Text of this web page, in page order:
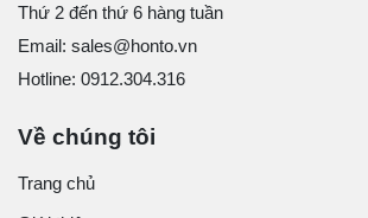
Thứ 2 đến thứ 6 hàng tuần
Email: sales@honto.vn
Hotline: 0912.304.316
Về chúng tôi
Trang chủ